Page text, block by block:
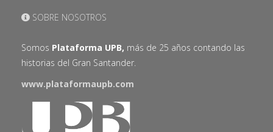
SOBRE NOSOTROS
Somos Plataforma UPB, más de 25 años contando las
historias del Gran Santander.
www.plataformaupb.com